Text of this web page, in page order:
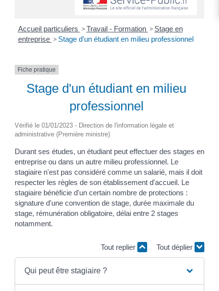
Accueil particuliers > Travail - Formation > Stage en
entreprise > Stage d'un étudiant en milieu professionnel
Fiche pratique
Stage d'un étudiant en milieu
professionnel
Vérifié le 01/01/2023 - Direction de l'information légale et
administrative (Première ministre)
Durant ses études, un étudiant peut effectuer des stages en
entreprise ou dans un autre milieu professionnel. Le
stagiaire n'est pas considéré comme un salarié, mais il doit
respecter les règles de son établissement d'accueil. Le
stagiaire bénéficie d'un certain nombre de protections :
signature d'une convention de stage, durée maximale du
stage, rémunération obligatoire, délai entre 2 stages
notamment.
Tout replier Tout déplier
Qui peut être stagiaire ?